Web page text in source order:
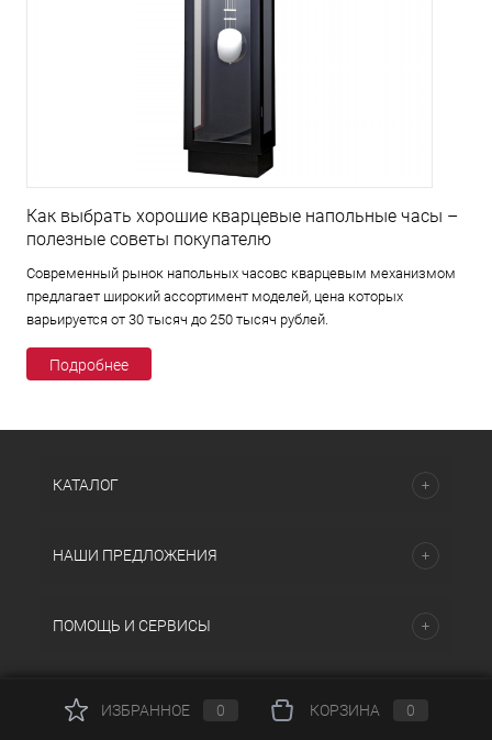
Как выбрать хорошие кварцевые напольные часы –
полезные советы покупателю
Современный рынок напольных часовс кварцевым механизмом
предлагает широкий ассортимент моделей, цена которых
варьируется от 30 тысяч до 250 тысяч рублей.
Подробнее
КАТАЛОГ
НАШИ ПРЕДЛОЖЕНИЯ
ПОМОЩЬ И СЕРВИСЫ
ИЗБРАННОЕ 0 КОРЗИНА 0